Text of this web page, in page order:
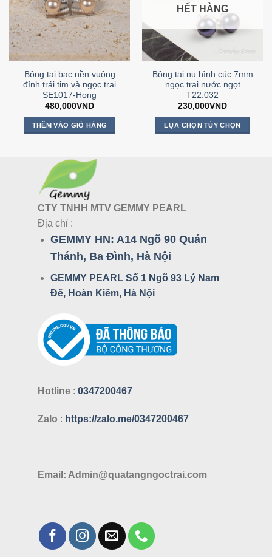
Bông tai bạc nền vuông
đính trái tim và ngọc trai
SE1017-Hong
480,000VND
THÊM VÀO GIỎ HÀNG
HẾT HÀNG
Bông tai nụ hình cúc 7mm
ngọc trai nước ngọt
T22.032
230,000VND
LỰA CHỌN TÙY CHỌN
tùy
thể
CTY TNHH MTV GEMMY PEARL
Địa chỉ :
GEMMY HN: A14 Ngõ 90 Quán
Thánh, Ba Đình, Hà Nội
GEMMY PEARL Số 1 Ngõ 93 Lý Nam
Đế, Hoàn Kiếm, Hà Nội
Hotline : 0347200467
Zalo : https://zalo.me/0347200467
Email: Admin@quatangngoctrai.com